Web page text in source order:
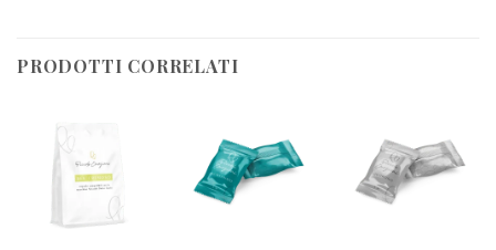
PRODOTTI CORRELATI